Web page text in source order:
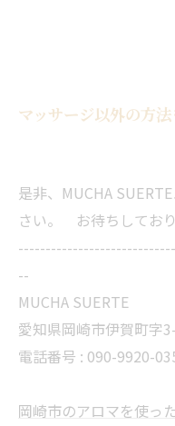
マッサージ以外の方法
是非、MUCHA
さい。 お待ちしており
--
MUCHA SUERTE
愛知県岡崎市伊賀町字
電話番号 : 090-9920-
岡崎市のアロマを使っ